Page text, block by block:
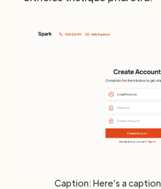
Caption: Here’s a